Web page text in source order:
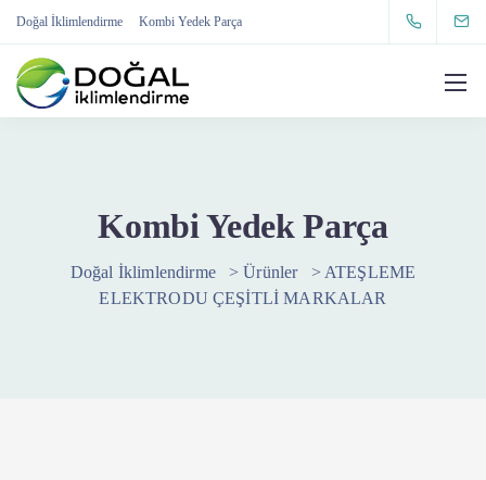
Doğal İklimlendirme Kombi Yedek Parça
Kombi Yedek Parça
Doğal İklimlendirme >Ürünler > ATEŞLEME
ELEKTRODU ÇEŞİTLİ MARKALAR